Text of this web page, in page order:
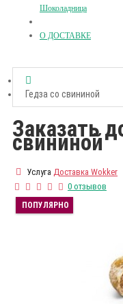
Шоколадница
О ДОСТАВКЕ
Гедза со свининой
Заказать
свининой
Услуга Доставка Wokker
0 отзывов
ПОПУЛЯРНО